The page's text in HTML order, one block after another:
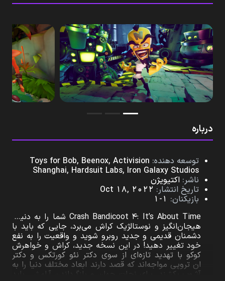
درباره
توسعه‌ دهنده: Toys for Bob, Beenox, Activision
Shanghai, Hardsuit Labs, Iron Galaxy Studios
ناشر: اکتیویژن
تاریخ انتشار: Oct 18, 2022
بازیکنان: 1-1
Crash Bandicoot 4: It’s About Time شما را به دنیای
هیجان‌انگیز و نوستالژیک کراش می‌برد، جایی که باید با
دشمنان قدیمی و جدید روبرو شوید و واقعیت را به نفع
خود تغییر دهید! در این نسخه جدید، کراش و خواهرش
کوکو با تهدید تازه‌ای از سوی دکتر نئو کورتکس و دکتر
ان تروپی مواجه‌اند که قصد دارند ابعاد مختلف دنیا را به
آشوب بکشند. برای نجات جهان و بازگرداندن آرامش، باید